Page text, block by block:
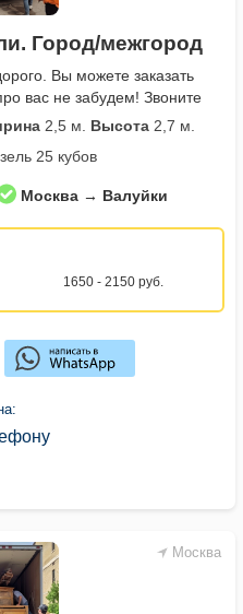
Город/межгород
Вы можете заказать
вас не забудем! Звоните
2,5 м. Высота 2,7 м.
25 кубов
Москва → Валуйки
1650 - 2150 руб.
Москва